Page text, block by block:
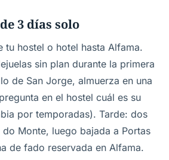
3 días solo
tu hostel o hotel hasta Alfama.
sin plan durante la primera
de San Jorge, almuerza en una
en el hostel cuál es su
por temporadas). Tarde: dos
Monte, luego bajada a Portas
de fado reservada en Alfama.